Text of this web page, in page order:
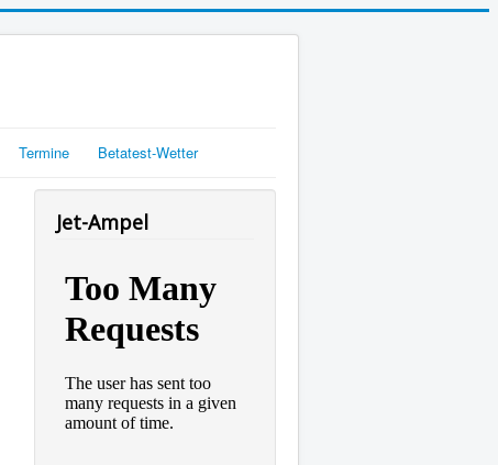
Termine Betatest-Wetter
Jet-Ampel